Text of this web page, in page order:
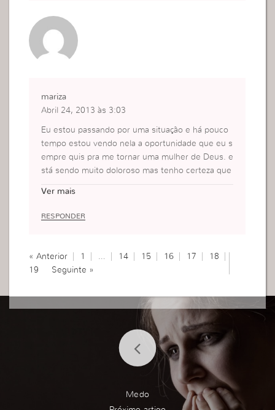
mariza
Abril 24, 2013 às 3:03
Eu estou passando por uma situação e há pouco
tempo estou vendo nela a oportunidade que eu s
empre quis pra me tornar uma mulher de Deus. e
stá sendo muito doloroso mas tenho certeza que
Ver mais
RESPONDER
« Anterior 1 … 14 15 16 17
18
19
Seguinte »
Medo